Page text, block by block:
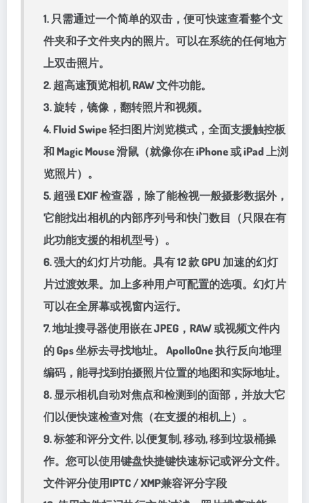
1. 只需通过一个简单的双击，便可快速查看整个文
件夹和子文件夹内的照片。可以在系统的任何地方
上双击照片。
2. 超高速预览相机 RAW 文件功能。
3. 旋转，镜像，翻转照片和视频。
4. Fluid Swipe 轻扫图片浏览模式，全面支援触控板
和 Magic Mouse 滑鼠（就像你在 iPhone 或 iPad 上浏
览照片）。
5. 超强 EXIF 检查器，除了能检视一般摄影数据外，
它能找出相机的内部序列号和快门数目（只限在有
此功能支援的相机型号）。
6. 强大的幻灯片功能。具有 12 款 GPU 加速的幻灯
片过渡效果。加上多种用户可配置的选项。幻灯片
可以在全屏幕或视窗内运行。
7. 地址搜寻器使用嵌在 JPEG，RAW 或视频文件内
的 Gps 坐标去寻找地址。 ApolloOne 执行反向地理
编码，能寻找到拍摄照片位置的地图和实际地址。
8. 显示相机自动对焦点和检测到的面部，并放大它
们以便快速检查对焦（在支援的相机上）。
9. 标签和评分文件, 以便复制, 移动, 移到垃圾桶操
作。您可以使用键盘快捷键快速标记或评分文件。
文件评分使用IPTC / XMP兼容评分字段